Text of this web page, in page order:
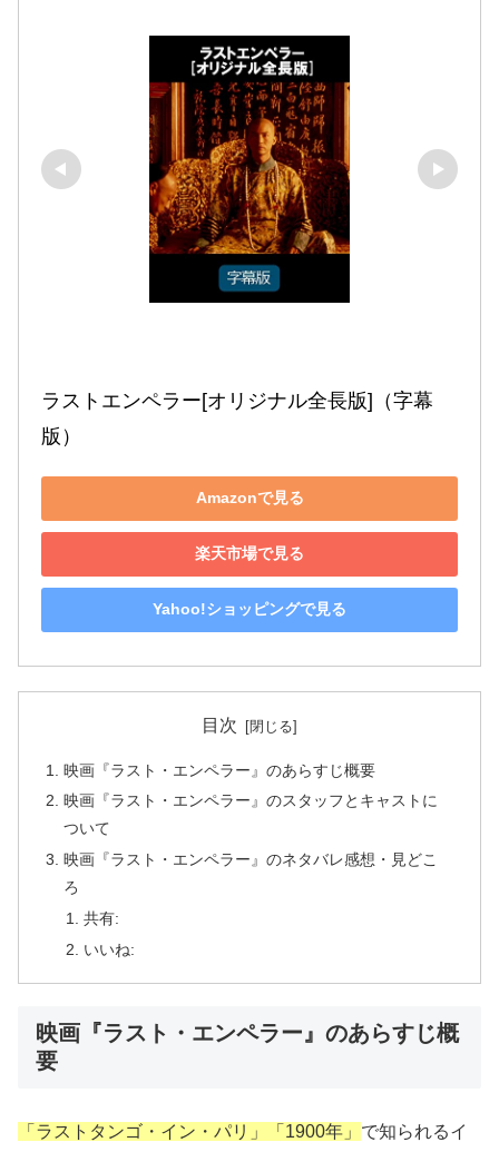
ラストエンペラー[オリジナル全長版]（字幕
版）
Amazonで見る
楽天市場で見る
Yahoo!ショッピングで見る
目次
映画『ラスト・エンペラー』のあらすじ概要
映画『ラスト・エンペラー』のスタッフとキャストに
ついて
映画『ラスト・エンペラー』のネタバレ感想・見どこ
ろ
共有:
いいね:
映画『ラスト・エンペラー』のあらすじ概
要
「ラストタンゴ・イン・パリ」「1900年」 で知られるイ